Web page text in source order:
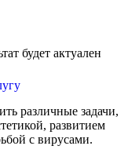
будет актуален
различные задачи,
развитием
с вирусами.